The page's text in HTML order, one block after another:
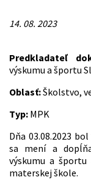
14. 08. 2023
Predkladateľ
výskumu a športu
Oblasť:Školstvo,
Typ: MPK
Dňa 03.08.2023
sa mení a
výskumu a športu
materskej škole.